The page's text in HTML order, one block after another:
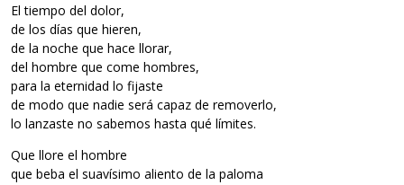
El tiempo del dolor,
de los días que hieren,
de la noche que hace llorar,
del hombre que come hombres,
para la eternidad lo fijaste
de modo que nadie será capaz de removerlo,
lo lanzaste no sabemos hasta qué límites.
Que llore el hombre
que beba el suavísimo aliento de la paloma